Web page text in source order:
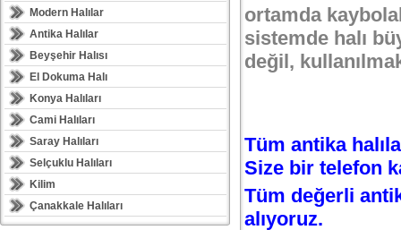
Modern Halılar
Antika Halılar
Beyşehir Halısı
El Dokuma Halı
Konya Halıları
Cami Halıları
Saray Halıları
Selçuklu Halıları
Kilim
Çanakkale Halıları
ortamda
sistemde halı
değil,
Tüm antika
Size bir telefon
Tüm değerli
alıyoruz.